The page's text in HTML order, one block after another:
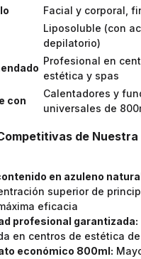
Facial y corporal,
Liposoluble (con
depilatorio)
Profesional en
estética y spas
con
Calentadores y
universales de
de Nuestra
en azuleno
superior de
eficacia
profesional garantizada:
en centros de estética
económico 800ml: